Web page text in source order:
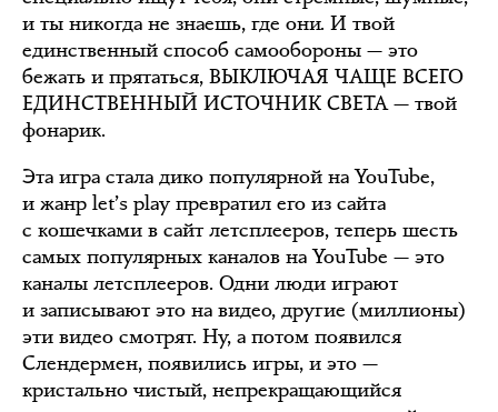
и ты никогда не знаешь, где они. И твой
единственный способ самообороны — это
бежать и прятаться, ВЫКЛЮЧАЯ ЧАЩЕ ВСЕГО
ЕДИНСТВЕННЫЙ ИСТОЧНИК СВЕТА — твой
фонарик.
Эта игра стала дико популярной на YouTube,
и жанр let’s play превратил его из сайта
с кошечками в сайт летсплееров, теперь шесть
самых популярных каналов на YouTube — это
каналы летсплееров. Одни люди играют
и записывают это на видео, другие (миллионы)
эти видео смотрят. Ну, а потом появился
Слендермен, появились игры, и это —
кристально чистый, непрекращающийся